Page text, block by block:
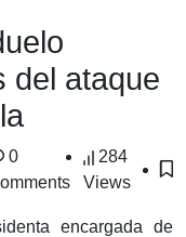
del ataque
0
284
Views
encargada de